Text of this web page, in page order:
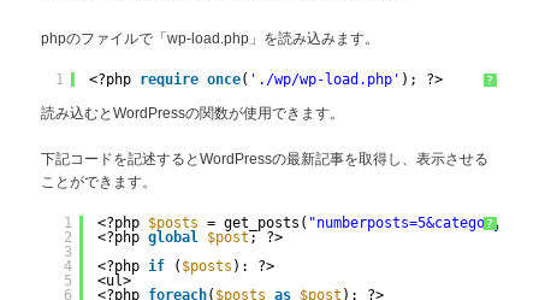
phpのファイルで「wp-load.php」を読み込みます。
?
1 <?php require_once( './wp/wp-load.php' ); ?>
読み込むとWordPressの関数が使用できます。
下記コードを記述するとWordPressの最新記事を取得し、表示させる
ことができます。
?
1
2
3
4
5
6
<?php $posts = get_posts(
<?php global $post ; ?>
<?php if ( $posts ): ?>
<ul>
<?php foreach( $posts as $post ): ?>